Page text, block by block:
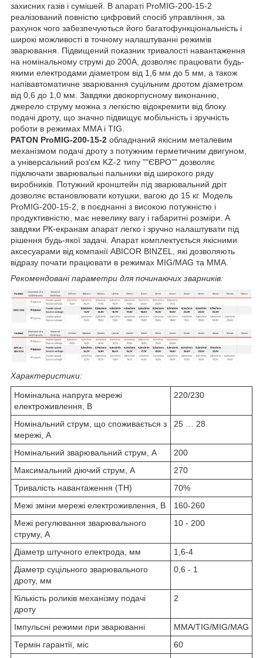
захисних газів і сумішей. В апараті ProMIG-200-15-2
реалізований повністю цифровий спосіб управління, за
рахунок чого забезпечуються його багатофункціональність і
широкі можливості в точному налаштуванні режимів
зварювання. Підвищений показник тривалості навантаження
на номінальному струмі до 200А, дозволяє працювати будь-
якими електродами діаметром від 1,6 мм до 5 мм, а також
напівавтоматичне зварювання суцільним дротом діаметром
від 0,6 до 1,0 мм. Завдяки двокорпусному виконанню,
джерело струму можна з легкістю відокремити від блоку
подачі дроту, що значно підвищує мобільність і зручність
роботи в режимах MMA і TIG.
PATON ProMIG-200-15-2 обладнаний якісним металевим
механізмом подачі дроту з потужним герметичним двигуном,
а універсальний роз'єм KZ-2 типу ""ЄВРО"" дозволяє
підключати зварювальні пальники від широкого ряду
виробників. Потужний кронштейн під зварювальний дріт
дозволяє встановлювати котушки, вагою до 15 кг. Модель
ProMIG-200-15-2, в поєднанні з високою потужністю і
продуктивністю, має невелику вагу і габаритні розміри. А
завдяки РК-екранам апарат легко і зручно налаштувати під
рішення будь-якої задачі. Апарат комплектується якісними
аксесуарами від компанії ABICOR BINZEL, які дозволяють
відразу почати працювати в режимах MIG/MAG та MMA.
Рекомендовані параметри для починаючих зварників:
Характеристики:
Номінальна напруга мережі
електроживлення, В
220/230
Номінальний струм, що споживається з
мережі, А
25 … 28
Номінальний зварювальний струм, А
200
Максимальний діючий струм, А
270
Тривалість навантаження (ТН)
70%
Межі зміни мережі електроживлення, В
160-260
Межі регулювання зварювального
струму, А
10 - 200
Діаметр штучного електрода, мм
1,6-4
Діаметр суцільного зварювального
дроту, мм
0,6 - 1
Кількість роликів механізму подачі
дроту
2
Імпульсні режими при зварюванні
MMA/TIG/MIG/MAG
Термін гарантії, міс
60